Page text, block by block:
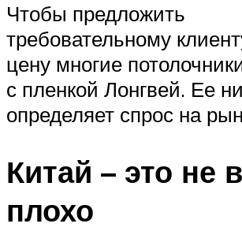
Чтобы предложить
требовательному
цену многие
с пленкой Лонгвей. Ее
определяет спрос на
Китай – это не
плохо